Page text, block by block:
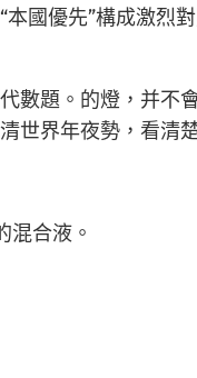
國優先”構成激烈
數題。的燈，并
世界年夜勢，看清
混合液。